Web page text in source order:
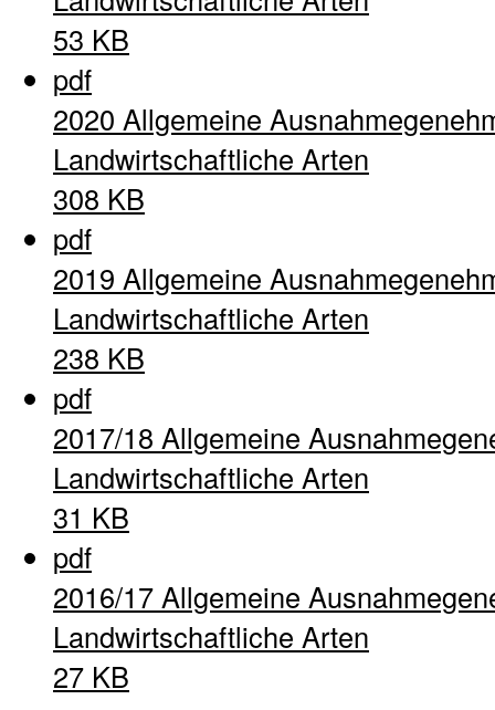
53 KB
pdf
2020 Allgemeine
Landwirtschaftliche Arten
308 KB
pdf
2019 Allgemeine
Landwirtschaftliche Arten
238 KB
pdf
2017/18 Allgemeine
Landwirtschaftliche Arten
31 KB
pdf
2016/17 Allgemeine
Landwirtschaftliche Arten
27 KB